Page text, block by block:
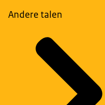
Andere talen